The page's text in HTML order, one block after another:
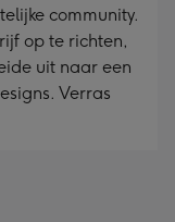
community.
op te richten,
uit naar een
Verras